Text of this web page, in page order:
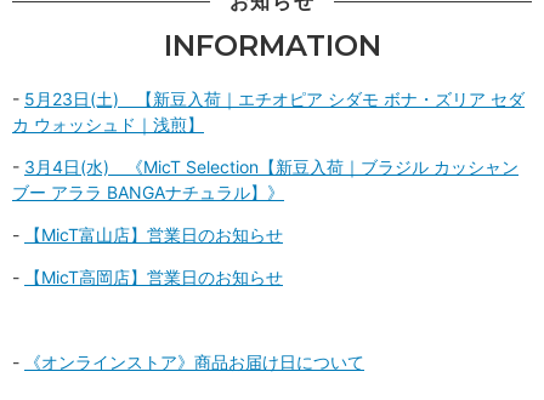
INFORMATION
- 5月23日(土) 【新豆入荷｜エチオピア シダモ ボナ・ズリア セダ
カ ウォッシュド｜浅煎】
- 3月4日(水) 《MicT Selection【新豆入荷｜ブラジル カッシャン
ブー アララ BANGAナチュラル】》
- 【MicT富山店】営業日のお知らせ
- 【MicT高岡店】営業日のお知らせ
- 《オンラインストア》商品お届け日について